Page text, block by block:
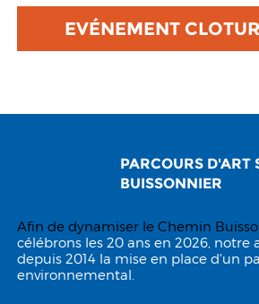
EVÉNEMENT
PARCOURS D'ART
BUISSONNIER
Afin de dynamiser le Chemin
célébrons les 20 ans en 2026, notre
depuis 2014 la mise en place d'un
environnemental.